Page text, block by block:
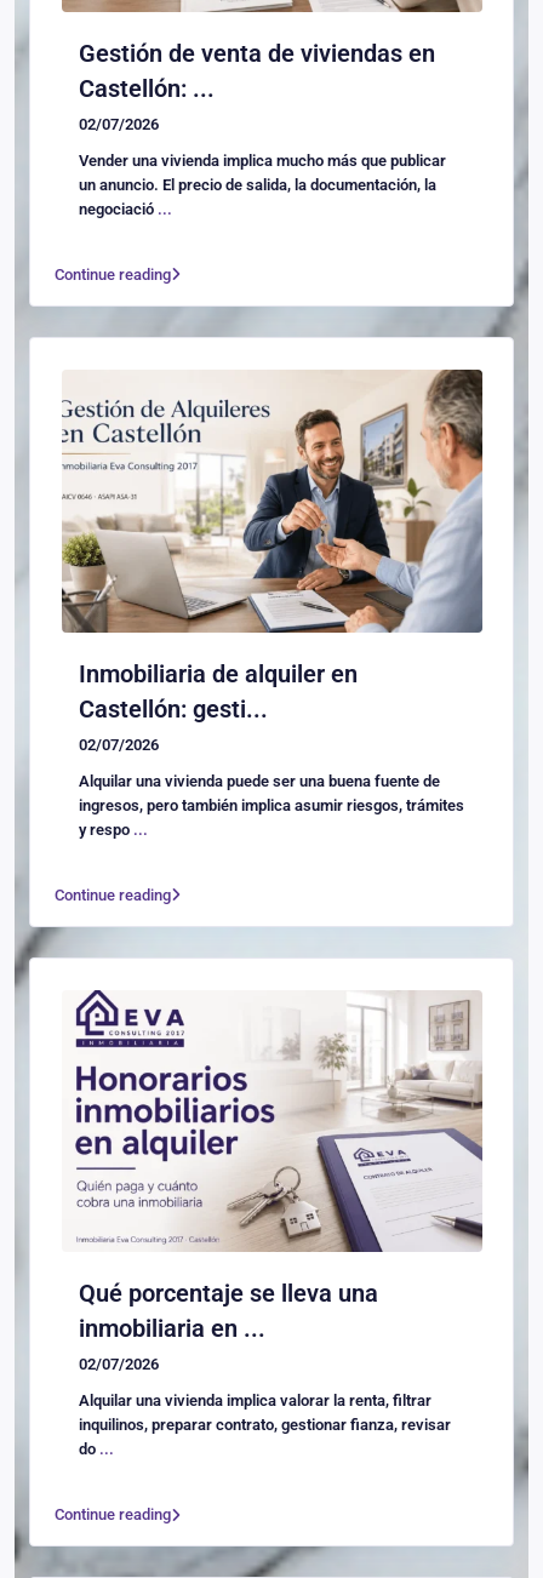
Gestión de venta de viviendas en
Castellón: ...
02/07/2026
Vender una vivienda implica mucho más que publicar
un anuncio. El precio de salida, la documentación, la
negociació ...
Continue reading
Inmobiliaria de alquiler en
Castellón: gesti...
02/07/2026
Alquilar una vivienda puede ser una buena fuente de
ingresos, pero también implica asumir riesgos, trámites
y respo ...
Continue reading
Qué porcentaje se lleva una
inmobiliaria en ...
02/07/2026
Alquilar una vivienda implica valorar la renta, filtrar
inquilinos, preparar contrato, gestionar fianza, revisar
do ...
Continue reading